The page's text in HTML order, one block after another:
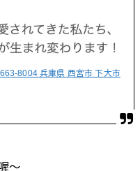
8004 兵庫県 西宮市 下大市
～